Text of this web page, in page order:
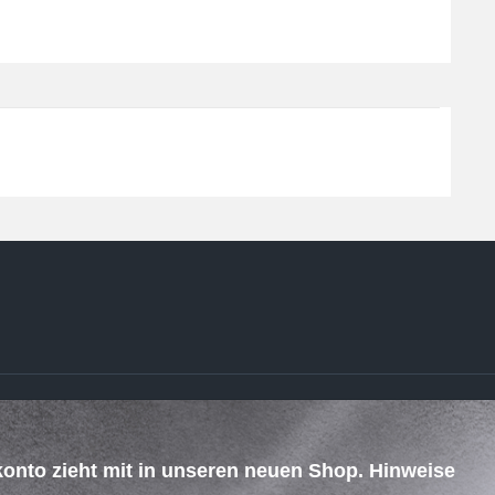
zieht mit in unseren neuen Shop. Hinweise
ZAHLUNG & VERSAND